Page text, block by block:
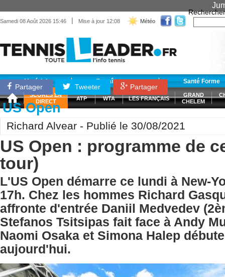
Samedi 08 Août 2026 15:46 | Mise à jour 12:08 Météo
Rechercher
Matériel Entraînement Santé Forme
SCORES EN
DIRECT
ATP WTA LES FRANÇAIS
GRAND
CHELEM
Partager Tweeter Partager
US Open
Richard Alvear - Publié le 30/08/2021
US Open : programme de
tour)
L'US Open démarre ce lundi à New-
17h. Chez les hommes Richard
affronte d'entrée Daniil Medvedev
Stefanos Tsitsipas fait face à Andy
Naomi Osaka et Simona Halep
aujourd'hui.